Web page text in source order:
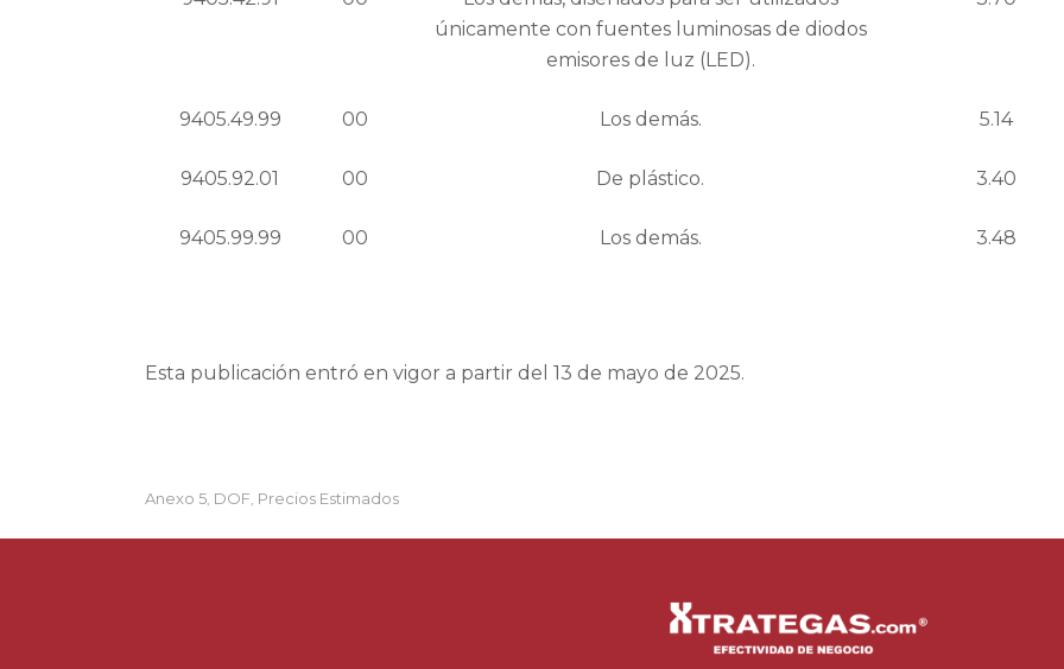
únicamente con fuentes luminosas de diodos
emisores de luz (LED).
9405.49.99 00 Los demás. 5.14
9405.92.01 00 De plástico. 3.40
9405.99.99 00 Los demás. 3.48
Esta publicación entró en vigor a partir del 13 de mayo de 2025.
Anexo 5 DOF Precios Estimados